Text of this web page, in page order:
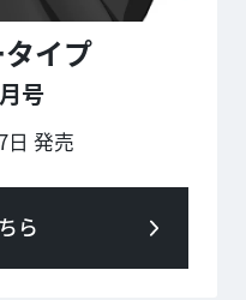
イプ
号
日 発売
ら